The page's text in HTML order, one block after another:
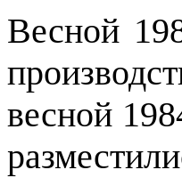
Весной
весной